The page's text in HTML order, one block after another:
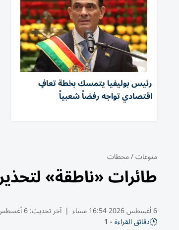
رئيس بوليفيا يتمسك بخطة تعافٍ
اقتصادي تواجه رفضاً شعبياً
منوعات/محطات
طائرات «ناطقة»
6 أغسطس 2026 16:54 مساء | آخر تحديث:6 أغسطس 17:03 2026
دقائق القراءة - 1